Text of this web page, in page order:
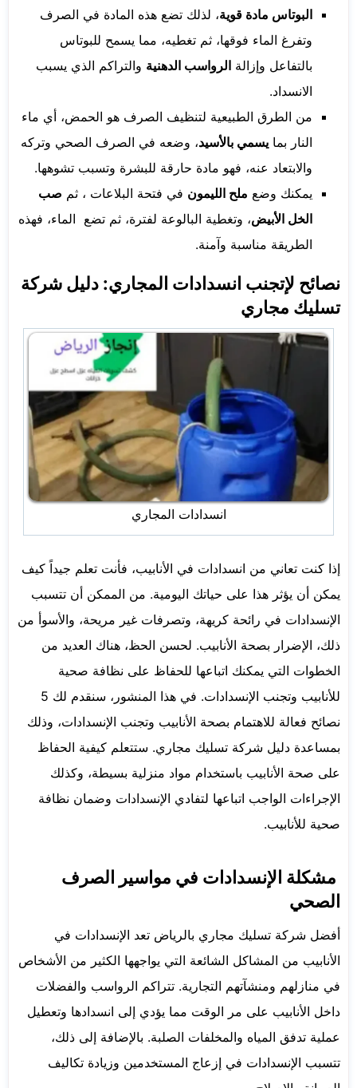
البوتاس مادة قوية، لذلك تضع هذه المادة في الصرف
وتفرغ الماء فوقها، ثم تغطيه، مما يسمح للبوتاس
بالتفاعل وإزالة الرواسب الدهنية والتراكم الذي يسبب
الانسداد.
من الطرق الطبيعية لتنظيف الصرف هو الحمض، أي ماء
النار بما يسمي بالأسيد، وضعه في الصرف الصحي وتركه
والابتعاد عنه، فهو مادة حارقة للبشرة وتسبب تشوهها.
يمكنك وضع ملح الليمون في فتحة البلاعات ، ثم صب
الخل الأبيض، وتغطية البالوعة لفترة، ثم تضع الماء، فهذه
الطريقة مناسبة وآمنة.
نصائح لإتجنب انسدادات المجاري: دليل شركة
تسليك مجاري
انسدادات المجاري
إذا كنت تعاني من انسدادات في الأنابيب، فأنت تعلم جيداً كيف
يمكن أن يؤثر هذا على حياتك اليومية. من الممكن أن تتسبب
الإنسدادات في رائحة كريهة، وتصرفات غير مريحة، والأسوأ من
ذلك، الإضرار بصحة الأنابيب. لحسن الحظ، هناك العديد من
الخطوات التي يمكنك اتباعها للحفاظ على نظافة صحية
للأنابيب وتجنب الإنسدادات. في هذا المنشور، سنقدم لك 5
نصائح فعالة للاهتمام بصحة الأنابيب وتجنب الإنسدادات، وذلك
بمساعدة دليل شركة تسليك مجاري. ستتعلم كيفية الحفاظ
على صحة الأنابيب باستخدام مواد منزلية بسيطة، وكذلك
الإجراءات الواجب اتباعها لتفادي الإنسدادات وضمان نظافة
صحية للأنابيب.
مشكلة الإنسدادات في مواسير الصرف
الصحي
أفضل شركة تسليك مجاري بالرياض تعد الإنسدادات في
الأنابيب من المشاكل الشائعة التي يواجهها الكثير من الأشخاص
في منازلهم ومنشآتهم التجارية. تتراكم الرواسب والفضلات
داخل الأنابيب على مر الوقت مما يؤدي إلى انسدادها وتعطيل
عملية تدفق المياه والمخلفات الصلبة. بالإضافة إلى ذلك،
تتسبب الإنسدادات في إزعاج المستخدمين وزيادة تكاليف